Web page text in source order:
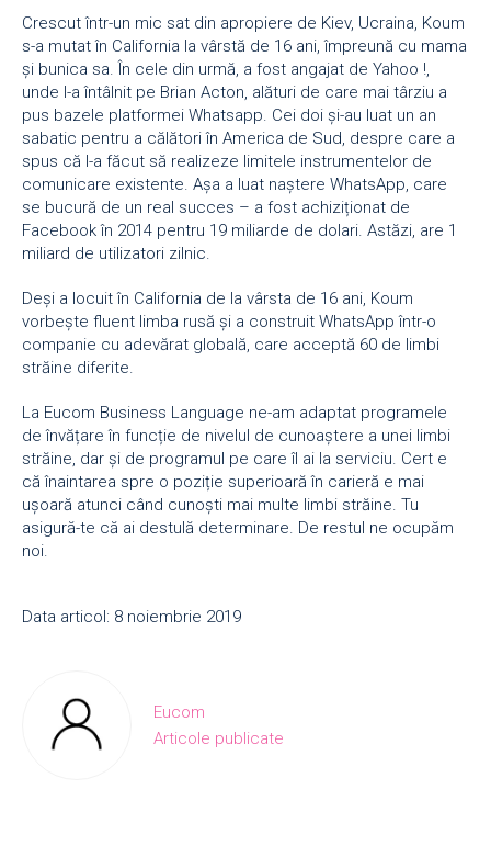
Crescut într-un mic sat din apropiere de Kiev, Ucraina, Koum
s-a mutat în California la vârstă de 16 ani, împreună cu mama
și bunica sa. În cele din urmă, a fost angajat de Yahoo !,
unde l-a întâlnit pe Brian Acton, alături de care mai târziu a
pus bazele platformei Whatsapp. Cei doi și-au luat un an
sabatic pentru a călători în America de Sud, despre care a
spus că l-a făcut să realizeze limitele instrumentelor de
comunicare existente. Așa a luat naștere WhatsApp, care
se bucură de un real succes – a fost achiziționat de
Facebook în 2014 pentru 19 miliarde de dolari. Astăzi, are 1
miliard de utilizatori zilnic.
Deși a locuit în California de la vârsta de 16 ani, Koum
vorbește fluent limba rusă și a construit WhatsApp într-o
companie cu adevărat globală, care acceptă 60 de limbi
străine diferite.
La Eucom Business Language ne-am adaptat programele
de învățare în funcție de nivelul de cunoaștere a unei limbi
străine, dar și de programul pe care îl ai la serviciu. Cert e
că înaintarea spre o poziție superioară în carieră e mai
ușoară atunci când cunoști mai multe limbi străine. Tu
asigură-te că ai destulă determinare. De restul ne ocupăm
noi.
Data articol: 8 noiembrie 2019
Eucom
Articole publicate